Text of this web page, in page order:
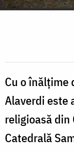
Cu o înălțime
Alaverdi este
religioasă din
Catedrală